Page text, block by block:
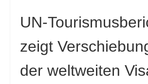
UN-
zeigt
der weltweiten